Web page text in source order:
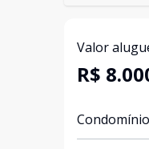
Valor
R$
Condomínio